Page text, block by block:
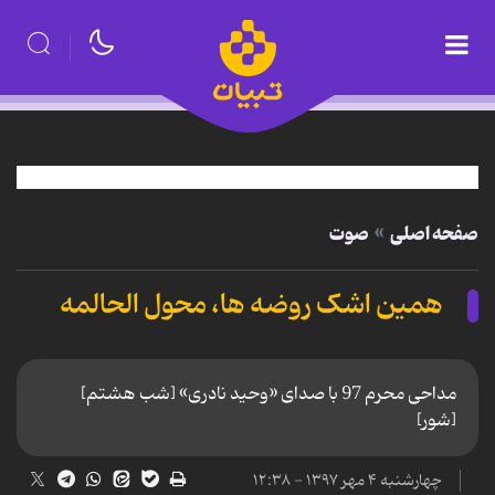
صفحه اصلی صوت
همین اشک روضه ها، محول الحالمه
مداحی محرم 97 با صدای «وحید نادری» [شب هشتم]
[شور]
چهارشنبه ۴ مهر ۱۳۹۷ - ۱۲:۳۸